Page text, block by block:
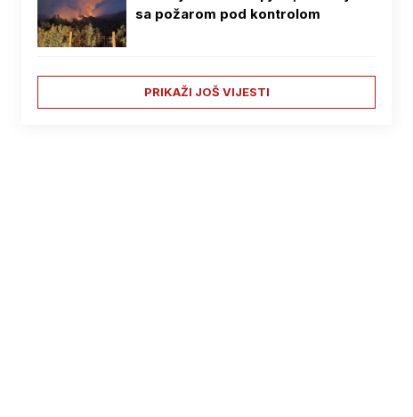
sa požarom pod kontrolom
PRIKAŽI JOŠ VIJESTI